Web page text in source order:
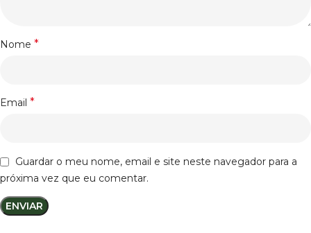
Nome *
Email *
Guardar o meu nome, email e site neste navegador para a
próxima vez que eu comentar.